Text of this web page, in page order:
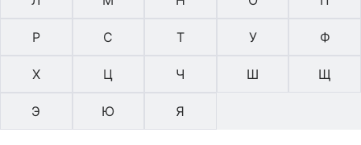
Р С Т У Ф
Х Ц Ч Ш Щ
Э Ю Я